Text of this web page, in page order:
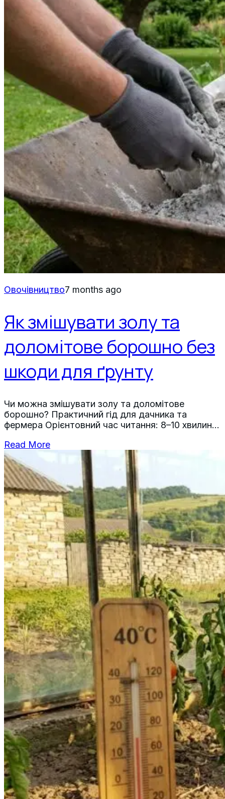
Овочівництво7 months ago
Як змішувати золу та
доломітове борошно без
шкоди для ґрунту
Чи можна змішувати золу та доломітове
борошно? Практичний гід для дачника та
фермера Орієнтовний час читання: 8–10 хвилин
борошно підвищують pH, але діють по-різному:
Read More